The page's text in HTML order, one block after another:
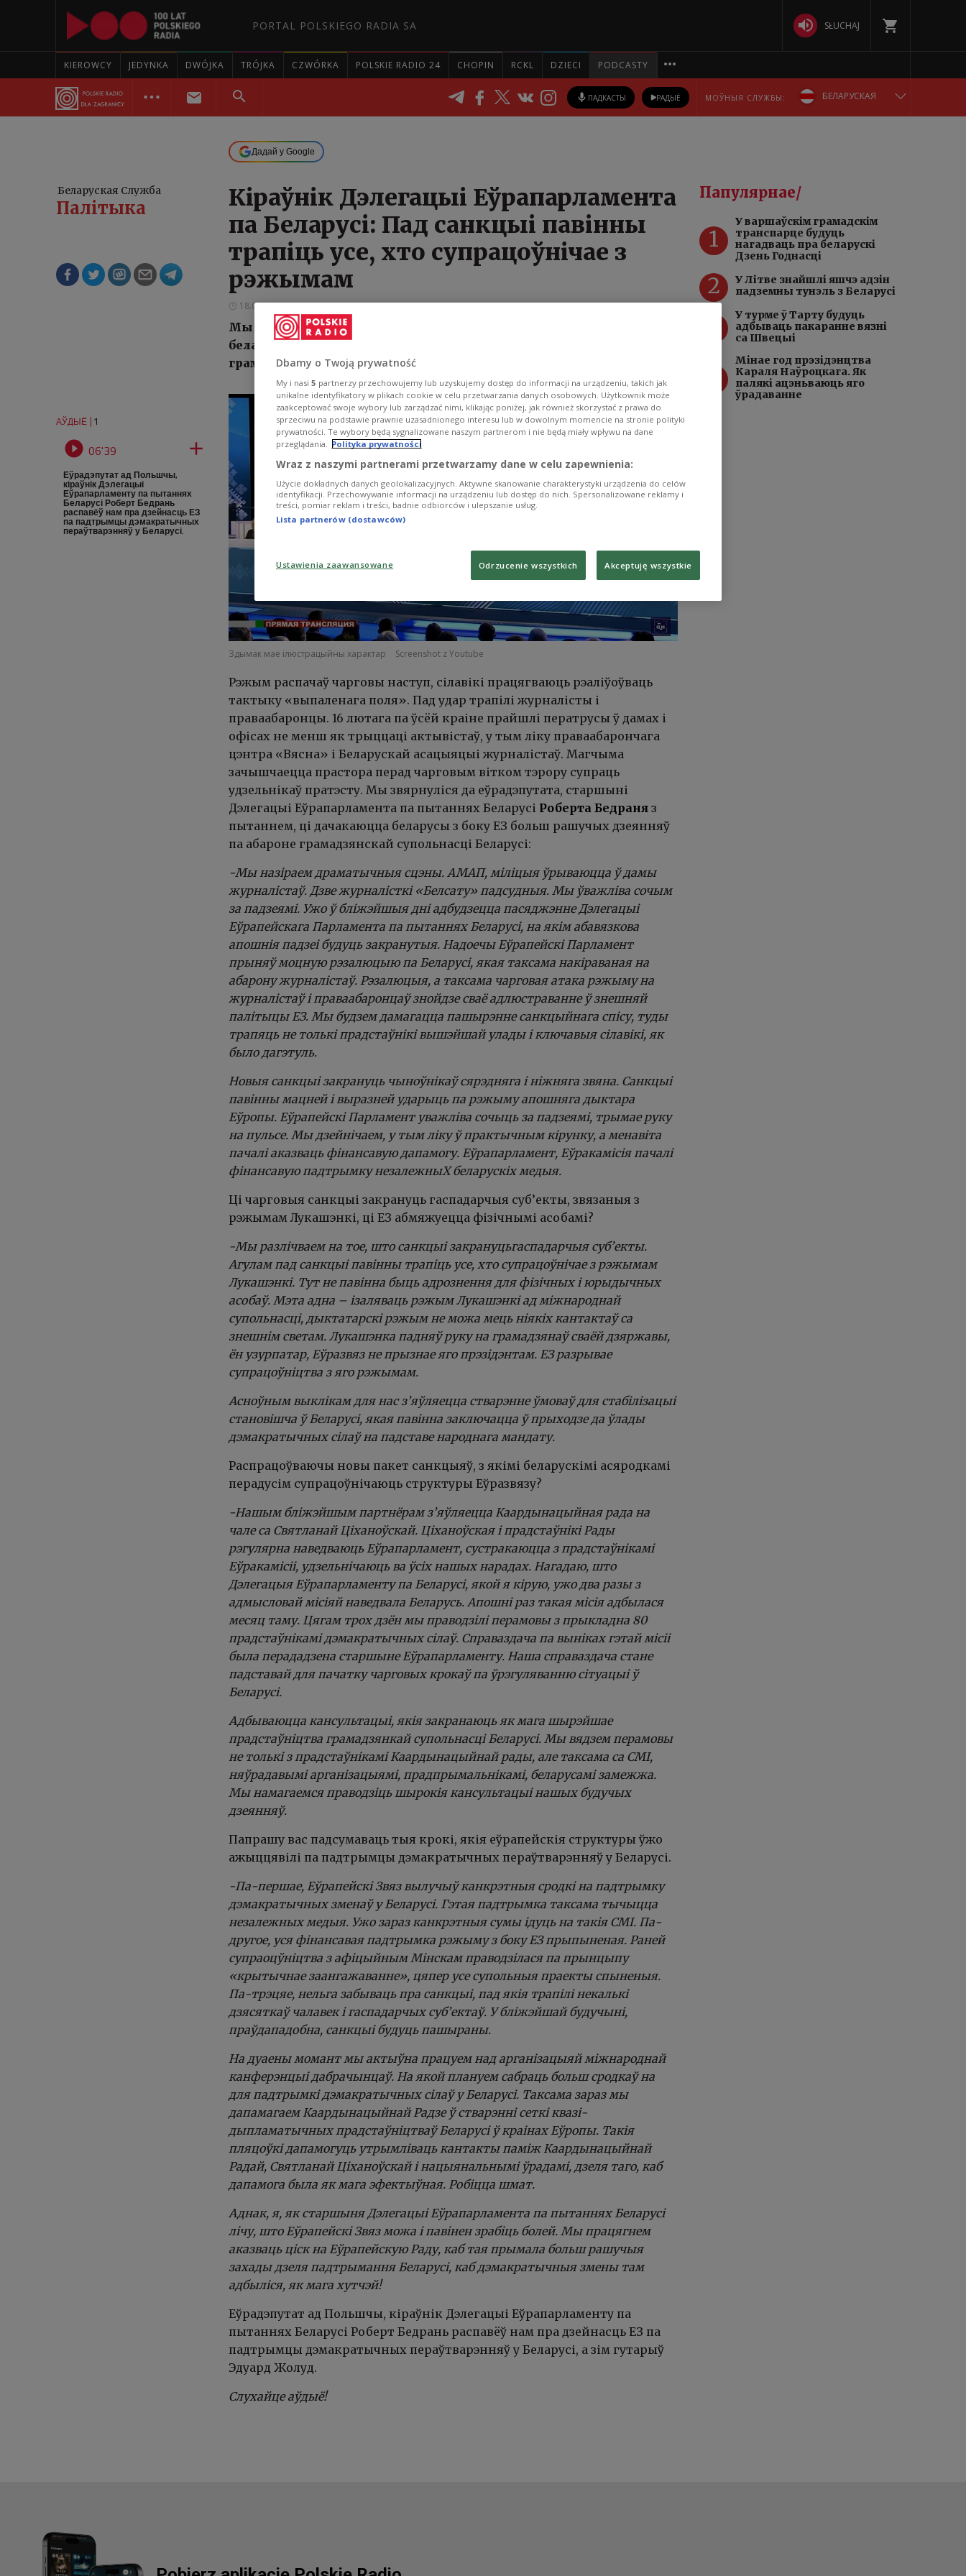
PORTAL POLSKIEGO RADIA SA SŁUCHAJ
KIEROWCY JEDYNKA DWÓJKA TRÓJKA CZWÓRKA POLSKIE RADIO 24 CHOPIN RCKL DZIECI PODCASTY
ПАДКАСТЫ РАДЫЁ МОЎНЫЯ СЛУЖБЫ: БЕЛАРУСКАЯ
РУССКИЙ
УКРАЇНСЬКА
Дадай у Google
Беларуская Служба
Палітыка
Кіраўнік Дэлегацыі Еўрапарламента
па Беларусі: Пад санкцыі павінны
трапіць усе, хто супрацоўнічае з
рэжымам
18.02.2021 14:27
Мы звярнуліся да Роберта Бедраня з пытаннем, ці дачакаюцца
беларусы з боку ЕЗ больш рашучых дзеянняў па абароне
грамадзянскай супольнасці Беларусі.
АЎДЫЁ 1
 06'39 
Еўрадэпутат ад Польшчы,
кіраўнік Дэлегацыі
Еўрапарламенту па пытаннях
Беларусі Роберт Бедрань
распавёў нам пра дзейнасць ЕЗ
па падтрымцы дэмакратычных
пераўтварэнняў у Беларусі.
Здымак мае ілюстрацыйны характар Screenshot z Youtube
Рэжым распачаў чарговы наступ, сілавікі працягваюць рэаліўоўваць
тактыку «выпаленага поля». Пад удар трапілі журналісты і
праваабаронцы. 16 лютага па ўсёй краіне прайшлі ператрусы ў дамах і
офісах не менш як трыццаці актывістаў, у тым ліку праваабарончага
цэнтра «Вясна» і Беларускай асацыяцыі журналістаў. Магчыма
зачышчаецца прастора перад чарговым вітком тэрору супраць
удзельнікаў пратэсту. Мы звярнуліся да еўрадэпутата, старшыні
Дэлегацыі Еўрапарламента па пытаннях Беларусі Роберта Бедраня з
пытаннем, ці дачакаюцца беларусы з боку ЕЗ больш рашучых дзеянняў
па абароне грамадзянскай супольнасці Беларусі:
-Мы назіраем драматычныя сцэны. АМАП, міліцыя ўрываюцца ў дамы
журналістаў. Дзве журналісткі «Белсату» падсудныя. Мы ўважліва сочым
за падзеямі. Ужо ў бліжэйшыя дні адбудзецца пасяджэнне Дэлегацыі
Еўрапейскага Парламента па пытаннях Беларусі, на якім абавязкова
апошнія падзеі будуць закранутыя. Надоечы Еўрапейскі Парламент
прыняў моцную рэзалюцыю па Беларусі, якая таксама накіраваная на
абарону журналістаў. Рэзалюцыя, а таксама чарговая атака рэжыму на
журналістаў і праваабаронцаў знойдзе сваё адлюстраванне ў знешняй
палітыцы ЕЗ. Мы будзем дамагацца пашырэнне санкцыйнага спісу, туды
трапяць не толькі прадстаўнікі вышэйшай улады і ключавыя сілавікі, як
было дагэтуль.
Новыя санкцыі закрануць чыноўнікаў сярэдняга і ніжняга звяна. Санкцыі
павінны мацней і выразней ударыць па рэжыму апошняга дыктара
Еўропы. Еўрапейскі Парламент уважліва сочыць за падзеямі, трымае руку
на пульсе. Мы дзейнічаем, у тым ліку ў практычным кірунку, а менавіта
пачалі аказваць фінансавую дапамогу. Еўрапарламент, Еўракамісія пачалі
фінансавую падтрымку незалежныХ беларускіх медыя.
Ці чарговыя санкцыі закрануць гаспадарчыя суб’екты, звязаныя з
рэжымам Лукашэнкі, ці ЕЗ абмяжуецца фізічнымі асобамі?
-Мы разлічваем на тое, што санкцыі закрануцьгаспадарчыя суб’екты.
Агулам пад санкцыі павінны трапіць усе, хто супрацоўнічае з рэжымам
Лукашэнкі. Тут не павінна быць адрознення для фізічных і юрыдычных
асобаў. Мэта адна – ізаляваць рэжым Лукашэнкі ад міжнароднай
супольнасці, дыктатарскі рэжым не можа мець ніякіх кантактаў са
знешнім светам. Лукашэнка падняў руку на грамадзянаў сваёй дзяржавы,
ён узурпатар, Еўразвяз не прызнае яго прэзідэнтам. ЕЗ разрывае
супрацоўніцтва з яго рэжымам.
Асноўным выклікам для нас з’яўляецца стварэнне ўмоваў для стабілізацыі
становішча ў Беларусі, якая павінна заключацца ў прыходзе да ўлады
дэмакратычных сілаў на падставе народнага мандату.
Распрацоўваючы новы пакет санкцыяў, з якімі беларускімі асяродкамі
перадусім супрацоўнічаюць структуры Еўразвязу?
-Нашым бліжэйшым партнёрам з’яўляецца Каардынацыйная рада на
чале са Святланай Ціханоўскай. Ціханоўская і прадстаўнікі Рады
рэгулярна наведваюць Еўрапарламент, сустракаюцца з прадстаўнікамі
Еўракамісіі, удзельнічаюць ва ўсіх нашых нарадах. Нагадаю, што
Дэлегацыя Еўрапарламенту па Беларусі, якой я кірую, ужо два разы з
адмысловай місіяй наведвала Беларусь. Апошні раз такая місія адбылася
месяц таму. Цягам трох дзён мы праводзілі перамовы з прыкладна 80
прадстаўнікамі дэмакратычных сілаў. Справаздача па выніках гэтай місіі
была перададзена старшыне Еўрапарламенту. Наша справаздача стане
падставай для пачатку чарговых крокаў па ўрэгуляванню сітуацыі ў
Беларусі.
Адбываюцца кансультацыі, якія закранаюць як мага шырэйшае
прадстаўніцтва грамадзянкай супольнасці Беларусі. Мы вядзем перамовы
не толькі з прадстаўнікамі Каардынацыйнай рады, але таксама са СМІ,
няўрадавымі арганізацыямі, прадпрымальнікамі, беларусамі замежжа.
Мы намагаемся праводзіць шырокія кансультацыі нашых будучых
дзеянняў.
Папрашу вас падсумаваць тыя крокі, якія еўрапейскія структуры ўжо
ажыццявілі па падтрымцы дэмакратычных пераўтварэнняў у Беларусі.
-Па-першае, Еўрапейскі Звяз вылучыў канкрэтныя сродкі на падтрымку
дэмакратычных зменаў у Беларусі. Гэтая падтрымка таксама тычыцца
незалежных медыя. Ужо зараз канкрэтныя сумы ідуць на такія СМІ. Па-
другое, уся фінансавая падтрымка рэжыму з боку ЕЗ прыпыненая. Раней
супраоцўніцтва з афіцыйным Мінскам праводзілася па прынцыпу
«крытычнае заангажаванне», цяпер усе супольныя праекты спыненыя.
Па-трэцяе, нельга забываць пра санкцыі, пад якія трапілі некалькі
дзясяткаў чалавек і гаспадарчых суб’ектаў. У бліжэйшай будучыні,
праўдападобна, санкцыі будуць пашыраны.
На дуаены момант мы актыўна працуем над арганізацыяй міжнароднай
канферэнцыі дабрачынцаў. На якой плануем сабраць больш сродкаў на
для падтрымкі дэмакратычных сілаў у Беларусі. Таксама зараз мы
дапамагаем Каардынацыйнай Радзе ў стварэнні сеткі квазі-
дыпламатычных прадстаўніцтваў Беларусі ў краінах Еўропы. Такія
пляцоўкі дапамогуць утрымліваць кантакты паміж Каардынацыйнай
Радай, Святланай Ціханоўскай і нацыянальнымі ўрадамі, дзеля таго, каб
дапамога была як мага эфектыўная. Робіцца шмат.
Аднак, я, як старшыня Дэлегацыі Еўрапарламента па пытаннях Беларусі
лічу, што Еўрапейскі Звяз можа і павінен зрабіць болей. Мы працягнем
аказваць ціск на Еўрапейскую Раду, каб тая прымала больш рашучыя
захады дзеля падтрымання Беларусі, каб дэмакратычныя змены там
адбыліся, як мага хутчэй!
Еўрадэпутат ад Польшчы, кіраўнік Дэлегацыі Еўрапарламенту па
пытаннях Беларусі Роберт Бедрань распавёў нам пра дзейнасць ЕЗ па
падтрымцы дэмакратычных пераўтварэнняў у Беларусі, а зім гутарыў
Эдуард Жолуд.
Слухайце аўдыё!
Папулярнае/
1
У варшаўскім грамадскім
транспарце будуць
нагадваць пра беларускі
Дзень Годнасці
2
У Літве знайшлі яшчэ адзін
падземны тунэль з Беларусі
У турме ў Тарту будуць
адбываць пакаранне вязні
са Швецыі
Мінае год прэзідэнцтва
Караля Наўроцкага. Як
палякі ацэньваюць яго
ўрадаванне
Dbamy o Twoją prywatność
My i nasi 5 partnerzy przechowujemy lub uzyskujemy dostęp do informacji na urządzeniu, takich jak
unikalne identyfikatory w plikach cookie w celu przetwarzania danych osobowych. Użytkownik może
zaakceptować swoje wybory lub zarządzać nimi, klikając poniżej, jak również skorzystać z prawa do
sprzeciwu na podstawie prawnie uzasadnionego interesu lub w dowolnym momencie na stronie polityki
prywatności. Te wybory będą sygnalizowane naszym partnerom i nie będą miały wpływu na dane
przeglądania. Polityka prywatności
Wraz z naszymi partnerami przetwarzamy dane w celu zapewnienia:
Użycie dokładnych danych geolokalizacyjnych. Aktywne skanowanie charakterystyki urządzenia do celów
identyfikacji. Przechowywanie informacji na urządzeniu lub dostęp do nich. Spersonalizowane reklamy i
treści, pomiar reklam i treści, badnie odbiorców i ulepszanie usług.
Lista partnerów (dostawców)
Ustawienia zaawansowane Odrzucenie wszystkich Akceptuję wszystkie